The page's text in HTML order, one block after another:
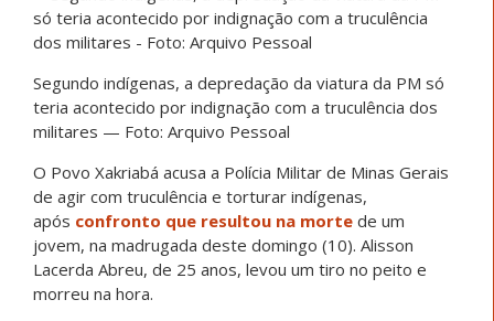
Segundo indígenas, a depredação da viatura da PM só
teria acontecido por indignação com a truculência dos
militares — Foto: Arquivo Pessoal
O Povo Xakriabá acusa a Polícia Militar de Minas Gerais
de agir com truculência e torturar indígenas,
após confronto que resultou na morte de um
jovem, na madrugada deste domingo (10). Alisson
Lacerda Abreu, de 25 anos, levou um tiro no peito e
morreu na hora.